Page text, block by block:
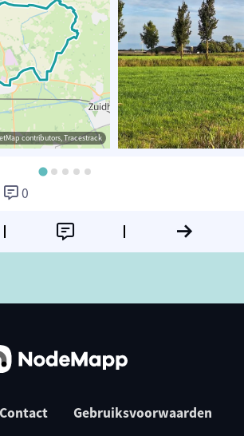
contributors, Tracestrack
0
Contact Gebruiksvoorwaarden